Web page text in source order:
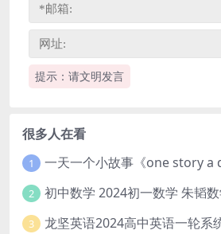
提示：请文明发言
很多人在看
1
2
3 龙坚英语2024高中英语一轮系